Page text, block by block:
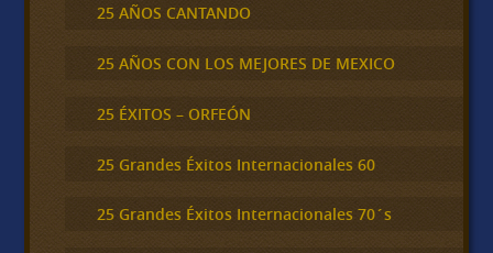
25 AÑOS CANTANDO
25 AÑOS CON LOS MEJORES DE MEXICO
25 ÉXITOS – ORFEÓN
25 Grandes Éxitos Internacionales 60
25 Grandes Éxitos Internacionales 70´s